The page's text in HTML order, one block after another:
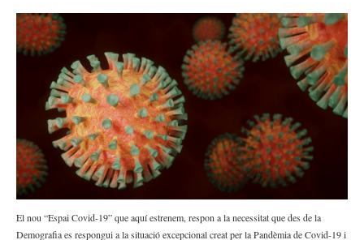
El nou “Espai Covid-19” que aquí estrenem, respon a la necessitat que des de la
Demografia es respongui a la situació excepcional creat per la Pandèmia de Covid-19 i